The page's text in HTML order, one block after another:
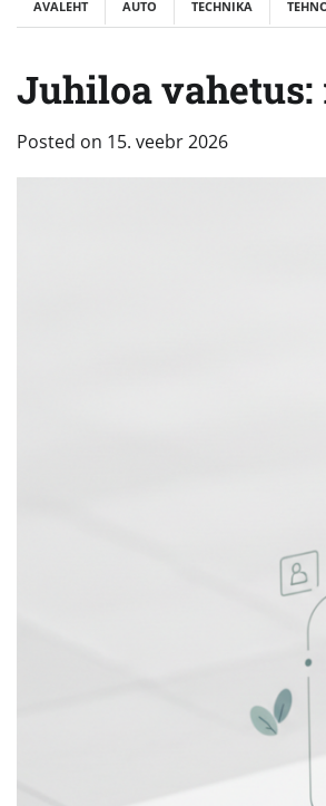
AVALEHT AUTO TECHNIKA
Juhiloa
Posted on 15. veebr 2026